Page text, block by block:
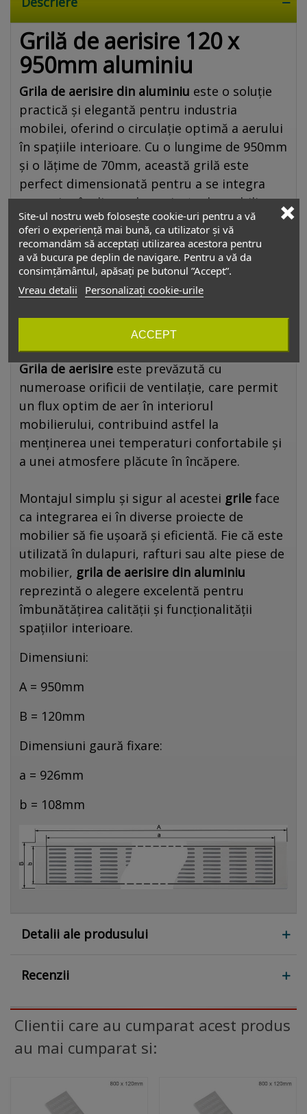
Grilă de aerisire 120 x
950mm aluminiu
Grila de aerisire din aluminiu este o soluție
practică și elegantă pentru industria
mobilei, oferind o circulație optimă a aerului
în spațiile interioare. Cu o lungime de 950mm
și o lățime de 70mm, această grilă este
perfect dimensionată pentru a se integra
armonios în diversele proiecte de mobilier.
Construită din aluminiu de înaltă calitate,
această grilă este rezistentă la coroziune și
oferă durabilitate în timp. Designul său
modern și discret se potrivește perfect în
de eleganță și funcționalitate.
Grila de aerisire este prevăzută cu
numeroase orificii de ventilație, care permit
un flux optim de aer în interiorul
mobilierului, contribuind astfel la
menținerea unei temperaturi confortabile și
a unei atmosfere plăcute în încăpere.
Montajul simplu și sigur al acestei grile face
ca integrarea ei în diverse proiecte de
mobilier să fie ușoară și eficientă. Fie că este
utilizată în dulapuri, rafturi sau alte piese de
mobilier, grila de aerisire din aluminiu
reprezintă o alegere excelentă pentru
îmbunătățirea calității și funcționalității
spațiilor interioare.
Dimensiuni:
A = 950mm
B = 120mm
Dimensiuni gaură fixare:
a = 926mm
b = 108mm
Detalii ale produsului
Recenzii
Clientii care au cumparat acest produs
au mai cumparat si:
Site-ul nostru web folosește cookie-uri pentru a vă
oferi o experiență mai bună, ca utilizator și vă
recomandăm să acceptați utilizarea acestora pentru
a vă bucura pe deplin de navigare. Pentru a vă da
consimțământul, apăsați pe butonul ”Accept”.
Vreau detalii
Personalizați cookie-urile
ACCEPT